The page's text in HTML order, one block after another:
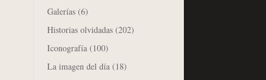
Galerías (6)
Historias olvidadas (202)
Iconografía (100)
La imagen del día (18)